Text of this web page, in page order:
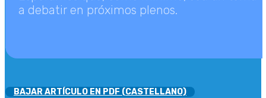
a debatir en próximos plenos.
BAJAR ARTÍCULO EN PDF (CASTELLANO)